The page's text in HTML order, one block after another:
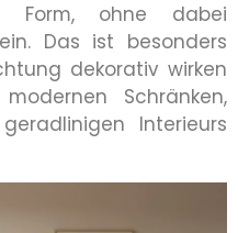
Form, ohne dabei
Das ist besonders
dekorativ wirken
Schränken,
Interieurs